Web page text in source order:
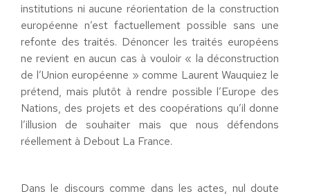
institutions ni aucune réorientation de la construction
européenne n’est factuellement possible sans une
refonte des traités. Dénoncer les traités européens
ne revient en aucun cas à vouloir « la déconstruction
de l’Union européenne » comme Laurent Wauquiez le
prétend, mais plutôt à rendre possible l’Europe des
Nations, des projets et des coopérations qu’il donne
l’illusion de souhaiter mais que nous défendons
réellement à Debout La France.
Dans le discours comme dans les actes, nul doute